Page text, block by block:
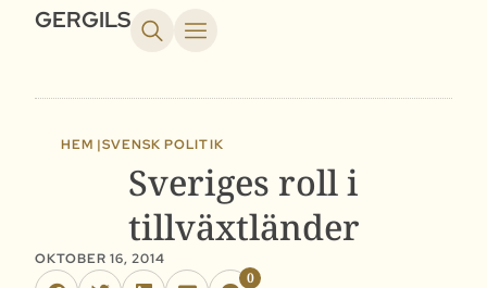
GERGILS
HEM |SVENSK POLITIK
Sveriges roll i
tillväxtländer
OKTOBER 16, 2014
0